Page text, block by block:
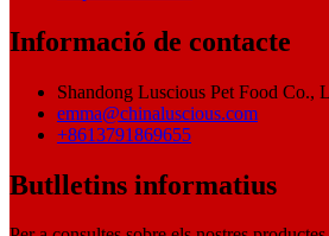
Informació de contacte
Shandong Luscious Pet Food Co.,
emma@chinaluscious.com
+8613791869655
Butlletins informatius